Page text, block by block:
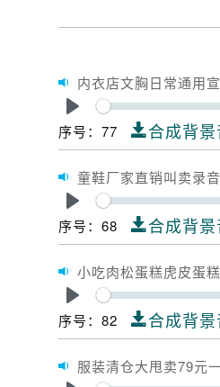
内衣店文胸日常通用
序号：77 合成背景
童鞋厂家直销叫卖录
序号：68 合成背景
小吃肉松蛋糕虎皮蛋
序号：82 合成背景
服装清仓大甩卖79元